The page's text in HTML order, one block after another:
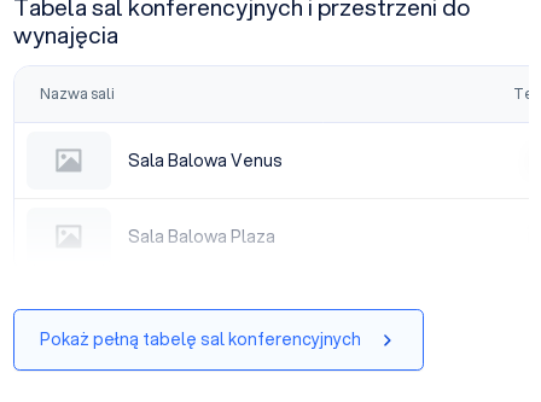
Tabela sal konferencyjnych i przestrzeni do
wynajęcia
Nazwa sali
Sala Balowa Venus
Sala Balowa Venus
Sala Balowa Plaza
Sala Balowa Plaza
Pokaż pełną tabelę sal konferencyjnych